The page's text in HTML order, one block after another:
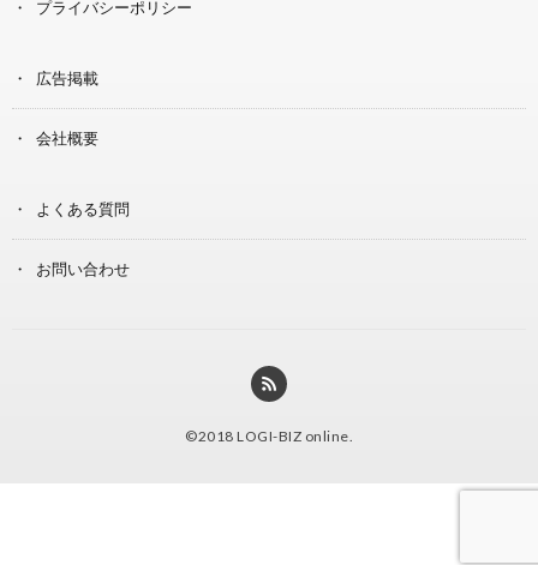
プライバシーポリシー
広告掲載
会社概要
よくある質問
お問い合わせ
©2018 LOGI-BIZ online